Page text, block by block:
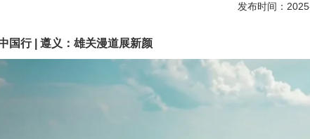
发布时间：
行 | 遵义：雄关漫道展新颜